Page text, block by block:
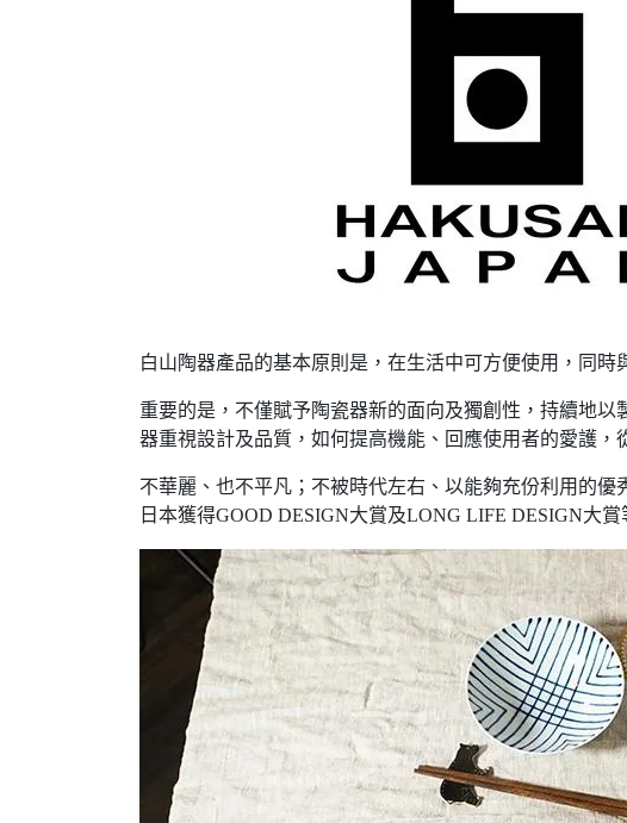
白山陶器產品的基本原則是，在生活中可方便使用，同時
重要的是，不僅賦予陶瓷器新的面向及獨創性，持續地
器重視設計及品質，如何提高機能、回應使用者的愛護，
不華麗、也不平凡；不被時代左右、以能夠充份利用的
日本獲得GOOD DESIGN大賞及LONG LIFE DESIGN大